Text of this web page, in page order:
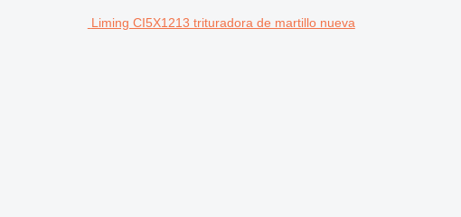
Liming CI5X1213 trituradora de martillo nueva